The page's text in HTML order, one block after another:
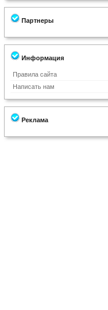
Партнеры
Информация
Правила сайта
Написать нам
Реклама